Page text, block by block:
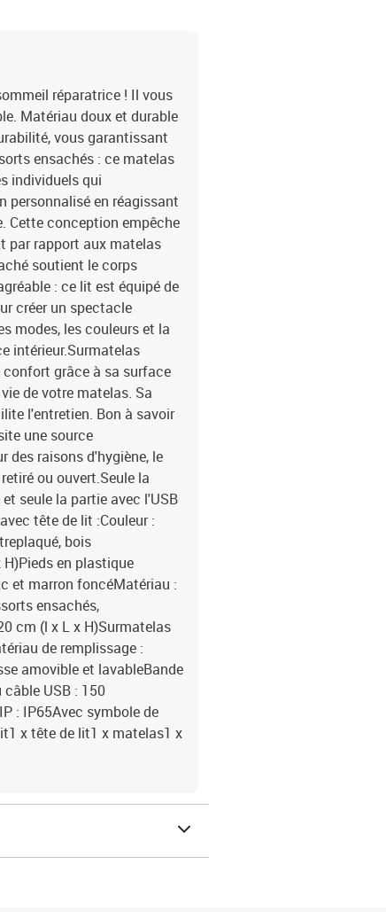
réparatrice ! Il vous
Matériau doux et durable
vous garantissant
ensachés : ce matelas
individuels qui
en réagissant
Cette conception empêche
par rapport aux matelas
soutient le corps
: ce lit est équipé de
créer un spectacle
modes, les couleurs et la
intérieur.Surmatelas
grâce à sa surface
de votre matelas. Sa
l'entretien. Bon à savoir
une source
des raisons d'hygiène, le
ou ouvert.Seule la
seule la partie avec l'USB
tête de lit :Couleur :
bois
en plastique
et marron foncéMatériau :
ensachés,
cm (l x L x H)Surmatelas
de remplissage :
amovible et lavableBande
USB : 150
: IP65Avec symbole de
x tête de lit1 x matelas1 x